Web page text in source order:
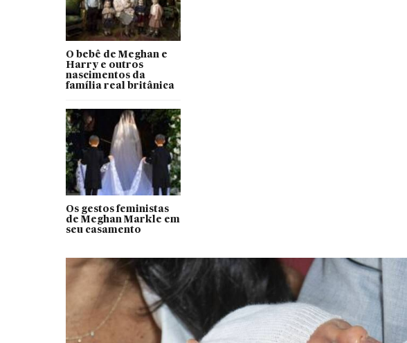
O bebê de Meghan e
Harry e outros
nascimentos da
família real britânica
Os gestos feministas
de Meghan Markle em
seu casamento